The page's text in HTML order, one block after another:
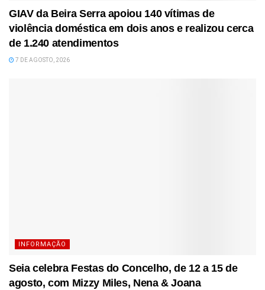
GIAV da Beira Serra apoiou 140 vítimas de
violência doméstica em dois anos e realizou cerca
de 1.240 atendimentos
7 DE AGOSTO, 2026
INFORMAÇÃO
Seia celebra Festas do Concelho, de 12 a 15 de
agosto, com Mizzy Miles, Nena & Joana